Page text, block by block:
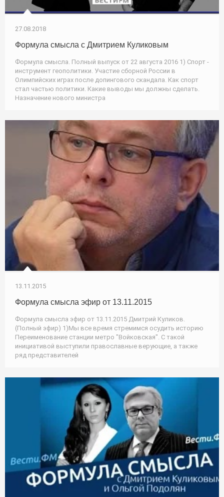
27.08.2018
Формула смысла с Дмитрием Куликовым
Формула смысла. Полный выпуск от 22 августа 2016 1) Спорт -
инструмент геополитики. Участие сборной России в
Олимпийских играх после допингового скандала. Как спорт
стал частью политики. Какие выводы мы должны сделать.
Назначение нового министра
13.11.2015
Формула смысла эфир от 13.11.2015
Формула смысла эфир от 13.11.2015 Дмитрий Куликов.
(Полный эфир) 1)Мы все время стремимся осудить историю
Переименование станции метро "Войковская". С такой
инициативой выступили православные верующие, а также
ряд представителей